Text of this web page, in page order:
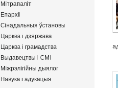
Мітрапаліт
Епархіі
Сінадальныя ўстановы
Царква і дзяржава
Царква і грамадства
Выдавецтвы і СМІ
Міжрэлігійны дыялог
Навука і адукацыя